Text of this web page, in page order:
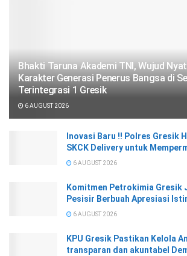
Bhakti Taruna Akademi TNI, Wujud
Karakter Generasi Penerus Bangsa di
Terintegrasi 1 Gresik
6 AUGUST 2026
Inovasi Baru !! Polres Gresik
SKCK Delivery untuk
6 AUGUST 2026
Komitmen Petrokimia Gresik
Pesisir Berbuah Apresiasi
6 AUGUST 2026
KPU Gresik Pastikan Kelola
transparan dan akuntabel